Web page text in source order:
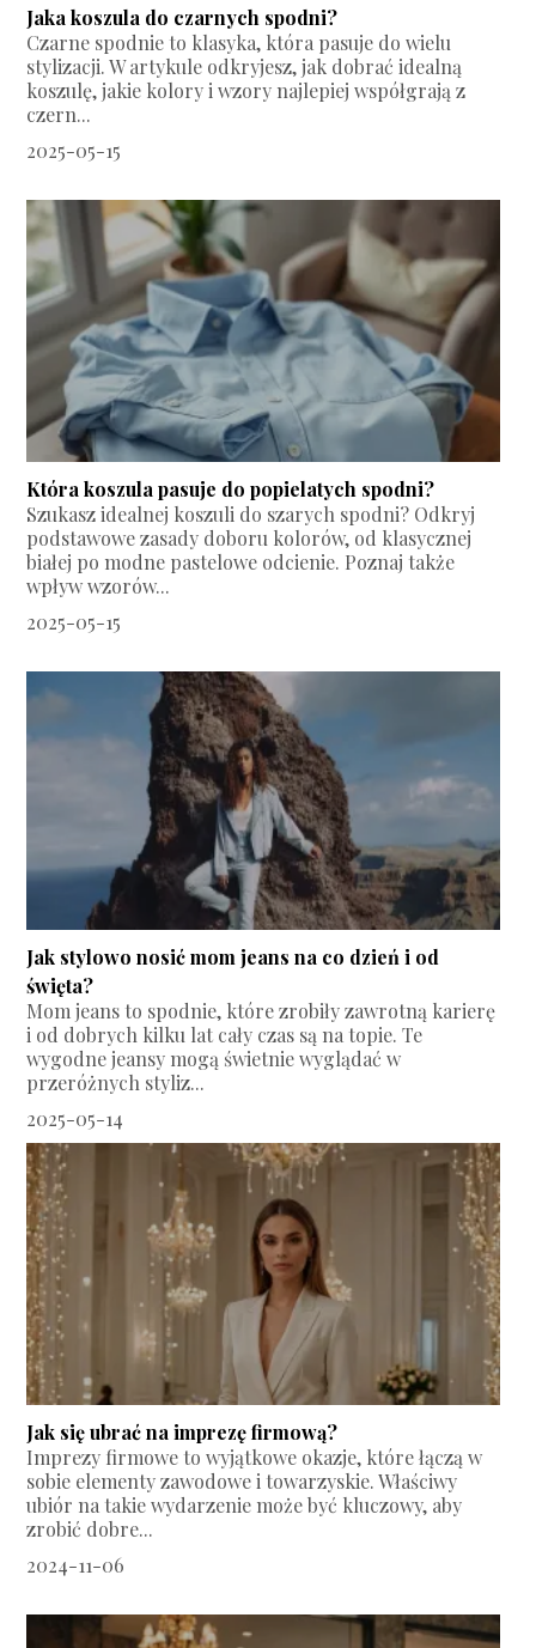
Jaka koszula do czarnych spodni?
Czarne spodnie to klasyka, która pasuje do wielu
stylizacji. W artykule odkryjesz, jak dobrać idealną
koszulę, jakie kolory i wzory najlepiej współgrają z
czern...
2025-05-15
Która koszula pasuje do popielatych spodni?
Szukasz idealnej koszuli do szarych spodni? Odkryj
podstawowe zasady doboru kolorów, od klasycznej
białej po modne pastelowe odcienie. Poznaj także
wpływ wzorów...
2025-05-15
Jak stylowo nosić mom jeans na co dzień i od
święta?
Mom jeans to spodnie, które zrobiły zawrotną karierę
i od dobrych kilku lat cały czas są na topie. Te
wygodne jeansy mogą świetnie wyglądać w
przeróżnych styliz...
2025-05-14
Jak się ubrać na imprezę firmową?
Imprezy firmowe to wyjątkowe okazje, które łączą w
sobie elementy zawodowe i towarzyskie. Właściwy
ubiór na takie wydarzenie może być kluczowy, aby
zrobić dobre...
2024-11-06